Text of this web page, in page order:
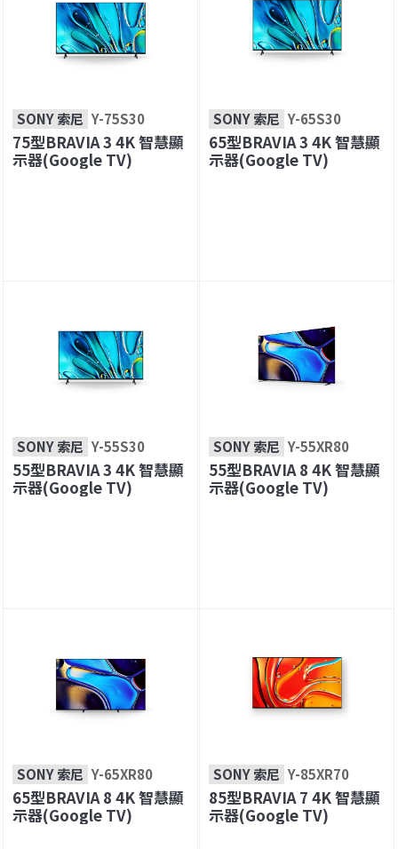
SONY 索尼 Y-75S30
75型BRAVIA 3 4K 智慧顯
示器(Google TV)
SONY 索尼 Y-65S30
65型BRAVIA 3 4K 智慧顯
示器(Google TV)
SONY 索尼 Y-55S30
55型BRAVIA 3 4K 智慧顯
示器(Google TV)
SONY 索尼 Y-55XR80
55型BRAVIA 8 4K 智慧顯
示器(Google TV)
SONY 索尼 Y-65XR80
65型BRAVIA 8 4K 智慧顯
示器(Google TV)
SONY 索尼 Y-85XR70
85型BRAVIA 7 4K 智慧顯
示器(Google TV)